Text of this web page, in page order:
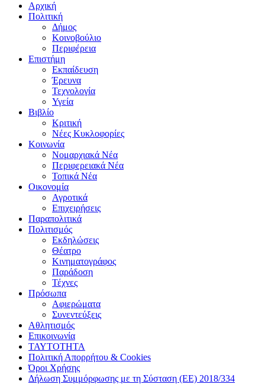
Αρχική
Πολιτική
Δήμος
Κοινοβούλιο
Περιφέρεια
Επιστήμη
Εκπαίδευση
Έρευνα
Τεχνολογία
Υγεία
Βιβλίο
Κριτική
Νέες Κυκλοφορίες
Κοινωνία
Νομαρχιακά Νέα
Περιφερειακά Νέα
Τοπικά Νέα
Οικονομία
Αγροτικά
Επιχειρήσεις
Παραπολιτικά
Πολιτισμός
Εκδηλώσεις
Θέατρο
Κινηματογράφος
Παράδοση
Τέχνες
Πρόσωπα
Αφιερώματα
Συνεντεύξεις
Αθλητισμός
Επικοινωνία
ΤΑΥΤΟΤΗΤΑ
Πολιτική Απορρήτου & Cookies
Όροι Χρήσης
Δήλωση Συμμόρφωσης με τη Σύσταση (ΕΕ) 2018/334